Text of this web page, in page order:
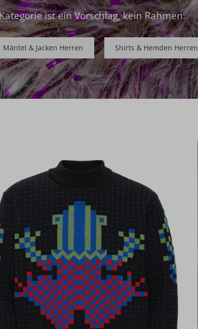
ist ein Vorschlag, kein Rahmen.
Mäntel & Jacken Herren Shirts & Hemden Herren